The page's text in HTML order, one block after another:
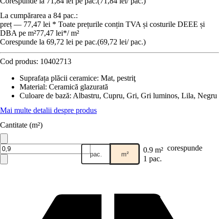
La cumpărarea a 84 pac.:
preț — 77,47 lei * Toate prețurile conțin TVA și costurile DEEE și
DBA pe m²77,47 lei*/ m²
Corespunde la 69,72 lei pe pac.(69,72 lei/ pac.)
Cod produs: 10402713
Suprafața plăcii ceramice: Mat, pestriţ
Material: Ceramică glazurată
Culoare de bază: Albastru, Cupru, Gri, Gri luminos, Lila, Negru
Mai multe detalii despre produs
Cantitate (m²)
pac. m² 0.9 m² corespunde
1 pac.